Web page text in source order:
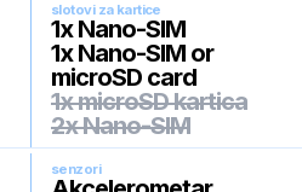
slotovi za kartice
1x Nano-SIM
1x Nano-SIM or
microSD card
1x microSD kartica
2x Nano-SIM
senzori